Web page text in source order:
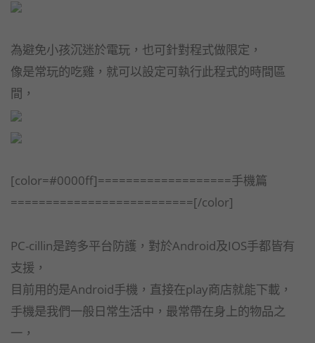
為避免小孩沉迷於電玩，也可針對程式做限定，
像是常玩的吃雞，就可以設定可執行此程式的時間區
間，
[color=#0000ff]===================手機篇
==========================[/color]
PC-cillin是跨多平台防護，對於Android及IOS手都皆有
支援，
目前用的是Android手機，直接在play商店就能下載，
手機是我們一般日常生活中，最常帶在身上的物品之
一，